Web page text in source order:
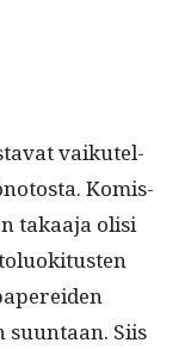
vaikutel­
Komis­
takaa­ja olisi
suun­taan. Siis